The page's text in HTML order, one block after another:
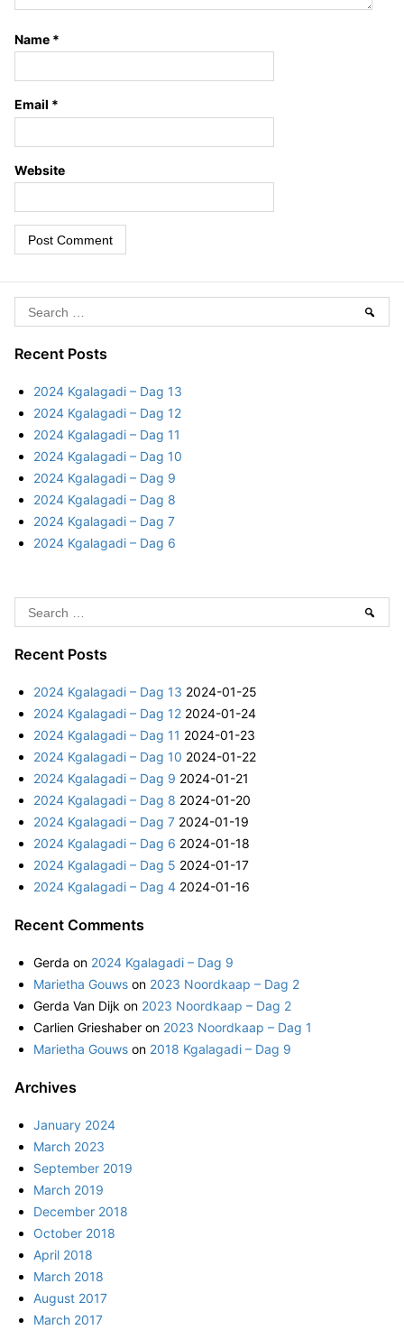
Name *
Email *
Website
e
a
c
h
o
Recent Posts
2024 Kgalagadi – Dag 13
2024 Kgalagadi – Dag 12
2024 Kgalagadi – Dag 11
2024 Kgalagadi – Dag 10
2024 Kgalagadi – Dag 9
2024 Kgalagadi – Dag 8
2024 Kgalagadi – Dag 7
2024 Kgalagadi – Dag 6
e
a
c
h
o
Recent Posts
2024 Kgalagadi – Dag 13 2024-01-25
2024 Kgalagadi – Dag 12 2024-01-24
2024 Kgalagadi – Dag 11 2024-01-23
2024 Kgalagadi – Dag 10 2024-01-22
2024 Kgalagadi – Dag 9 2024-01-21
2024 Kgalagadi – Dag 8 2024-01-20
2024 Kgalagadi – Dag 7 2024-01-19
2024 Kgalagadi – Dag 6 2024-01-18
2024 Kgalagadi – Dag 5 2024-01-17
2024 Kgalagadi – Dag 4 2024-01-16
Recent Comments
Gerda on 2024 Kgalagadi – Dag 9
Marietha Gouws on 2023 Noordkaap – Dag 2
Gerda Van Dijk on 2023 Noordkaap – Dag 2
Carlien Grieshaber on 2023 Noordkaap – Dag 1
Marietha Gouws on 2018 Kgalagadi – Dag 9
Archives
January 2024
March 2023
September 2019
March 2019
December 2018
October 2018
April 2018
March 2018
August 2017
March 2017